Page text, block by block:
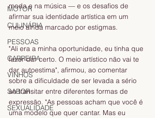
MOTOR
CULINÁRIA
PESSOAS
CARREIRA
VINHOS
SABOR
SEXUALIDADE
moda e na música — e os desafios de
afirmar sua identidade artística em um
meio ainda marcado por estigmas.
"Ali era a minha oportunidade, eu tinha que
fazer dar certo. O meio artístico não vai te
dar autoestima", afirmou, ao comentar
sobre a dificuldade de ser levada a sério
ao transitar entre diferentes formas de
expressão. "As pessoas acham que você é
uma modelo que quer cantar. Mas eu